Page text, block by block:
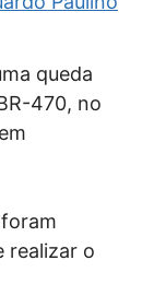
queda
470, no
realizar o